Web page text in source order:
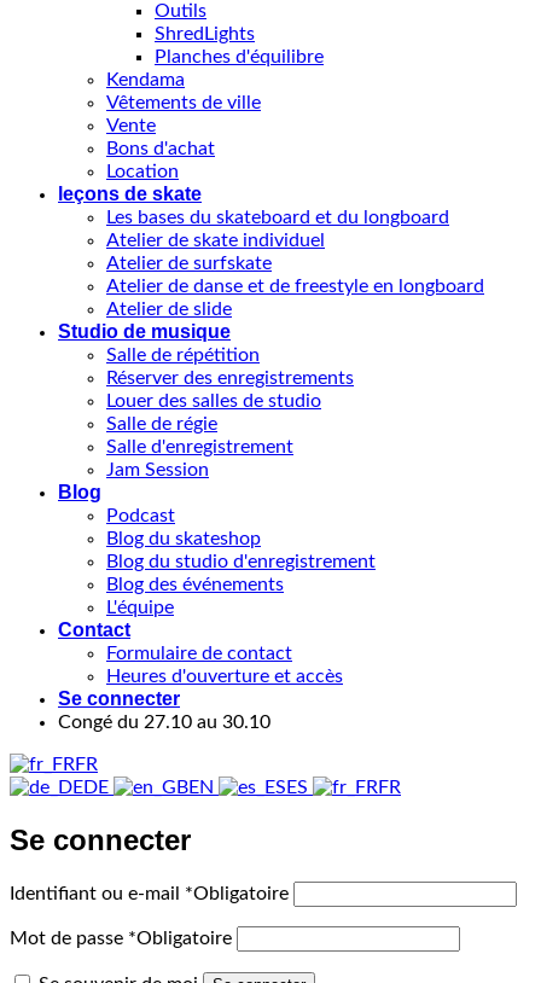
Outils
ShredLights
Planches d'équilibre
Kendama
Vêtements de ville
Vente
Bons d'achat
Location
leçons de skate
Les bases du skateboard et du longboard
Atelier de skate individuel
Atelier de surfskate
Atelier de danse et de freestyle en longboard
Atelier de slide
Studio de musique
Salle de répétition
Réserver des enregistrements
Louer des salles de studio
Salle de régie
Salle d'enregistrement
Jam Session
Blog
Podcast
Blog du skateshop
Blog du studio d'enregistrement
Blog des événements
L'équipe
Contact
Formulaire de contact
Heures d'ouverture et accès
Se connecter
Congé du 27.10 au 30.10
FR
DE
EN ES FR
Se connecter
Identifiant ou e-mail *Obligatoire
Mot de passe *Obligatoire